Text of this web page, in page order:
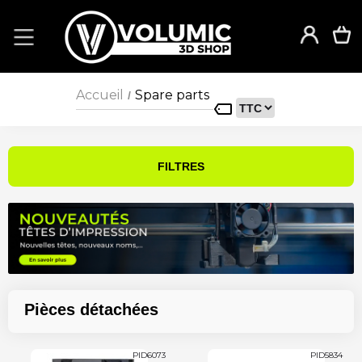
Accueil / Spare parts
FILTRES
Pièces détachées
PID6073 PID5834